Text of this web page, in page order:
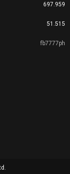
697.959
51.515
fb7777ph